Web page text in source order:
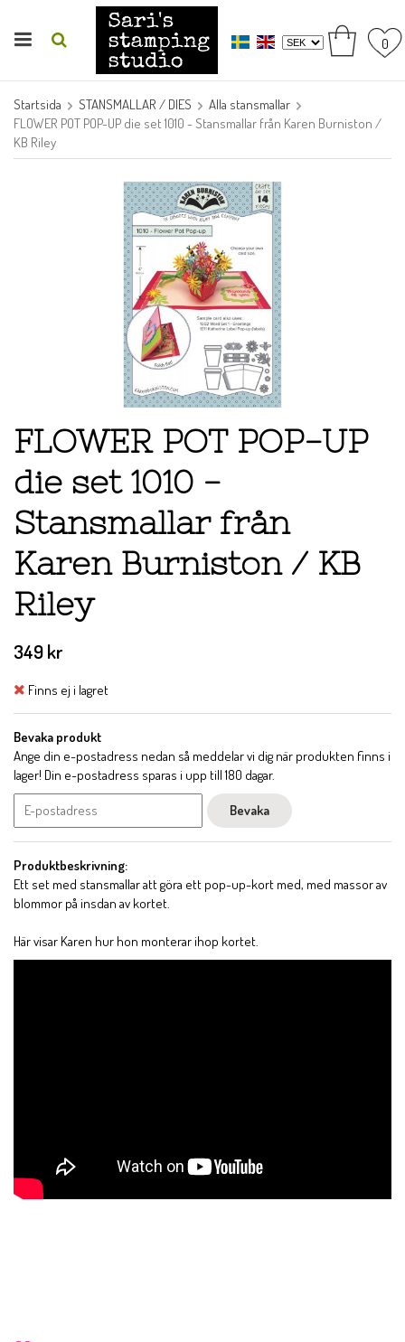
0
Startsida STANSMALLAR / DIES
Alla stansmallar
FLOWER POT POP-UP die set 1010 - Stansmallar från Karen Burniston /
KB Riley
FLOWER POT POP-UP
die set 1010 -
Stansmallar från
Karen Burniston / KB
Riley
349 kr
Finns ej i lagret
Bevaka produkt
Ange din e-postadress nedan så meddelar vi dig när produkten finns i
lager! Din e-postadress sparas i upp till 180 dagar.
Bevaka
Produktbeskrivning:
Ett set med stansmallar att göra ett pop-up-kort med, med massor av
blommor på insdan av kortet.
Här visar Karen hur hon monterar ihop kortet.